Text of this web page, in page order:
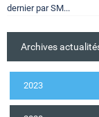
dernier par SM...
Archives
2023